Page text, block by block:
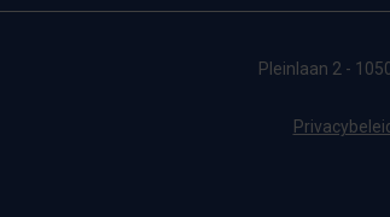
Pleinlaan 2 -